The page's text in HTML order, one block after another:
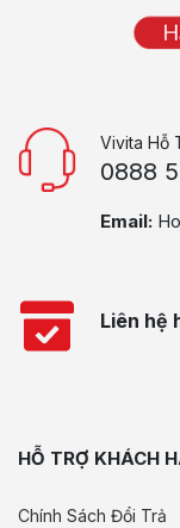
Vivita Hỗ
0888
Email:
Liên hệ
HỖ TRỢ KHÁCH
Chính Sách Đổi Trả